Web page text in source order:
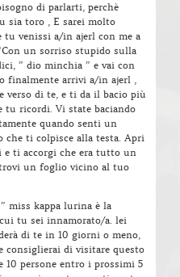
di parlarti, perchè
sia toro , E sarei molto
tu venissi a/in ajerl con me a
un sorriso stupido sulla
” dio minchia ” e vai con
finalmente arrivi a/in ajerl ,
verso di te, e ti da il bacio più
tu ricordi. Vi state baciando
quando senti un
che ti colpisce alla testa. Apri
ti accorgi che era tutto un
un foglio vicino al tuo
miss kappa lurina è la
tu sei innamorato/a. lei
di te in 10 giorni o meno,
consiglierai di visitare questo
10 persone entro i prossimi 5